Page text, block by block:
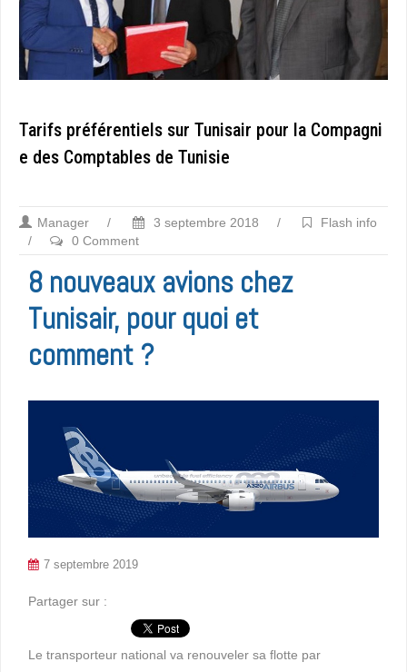
Tarifs préférentiels sur Tunisair pour la Compagni
e des Comptables de Tunisie
Manager / 3 septembre 2018 /
Flash info
/
0 Comment
8 nouveaux avions chez
Tunisair, pour quoi et
comment ?
7 septembre 2019
Partager sur :
Le transporteur national va renouveler sa flotte par